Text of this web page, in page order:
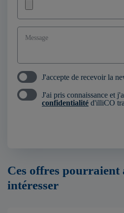
Message
J'accepte de recevoir la
J'ai pris connaissance et
confidentialité d'illiCO
Ces offres pourraient
intéresser